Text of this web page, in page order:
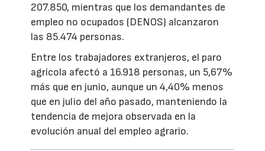
207.850, mientras que los demandantes de
empleo no ocupados (DENOS) alcanzaron
las 85.474 personas.
Entre los trabajadores extranjeros, el paro
agrícola afectó a 16.918 personas, un 5,67%
más que en junio, aunque un 4,40% menos
que en julio del año pasado, manteniendo la
tendencia de mejora observada en la
evolución anual del empleo agrario.